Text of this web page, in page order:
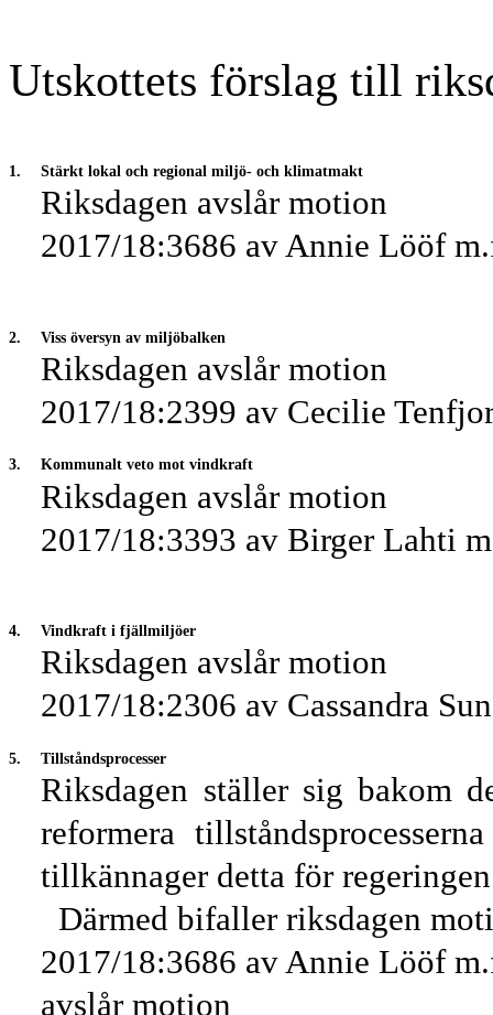
Utskottets förslag till
1. Stärkt lokal och regional miljö- och klimatmakt
Riksdagen avslår motion
2017/18:3686 av Annie Lööf
2. Viss översyn av miljöbalken
Riksdagen avslår motion
2017/18:2399 av Cecilie
3. Kommunalt veto mot vindkraft
Riksdagen avslår motion
2017/18:3393 av Birger Lahti
4. Vindkraft i fjällmiljöer
Riksdagen avslår motion
2017/18:2306 av Cassandra
5. Tillståndsprocesser
Riksdagen ställer sig bakom
reformera
tillkännager detta för
Därmed bifaller riksdagen
2017/18:3686 av Annie Lööf
avslår motion